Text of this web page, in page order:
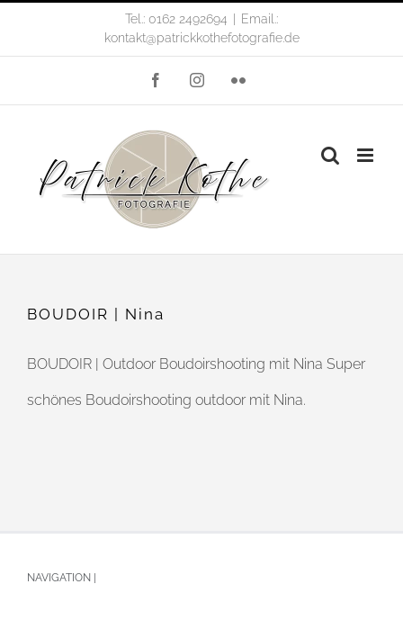
Inhalt
Tel.: 0162 2492694
Email.:
kontakt@patrickkothefotografie.de
FacebookInstagramFlickr
BOUDOIR | Nina
BOUDOIR | Outdoor Boudoirshooting mit Nina Super
schönes Boudoirshooting outdoor mit Nina.
NAVIGATION |